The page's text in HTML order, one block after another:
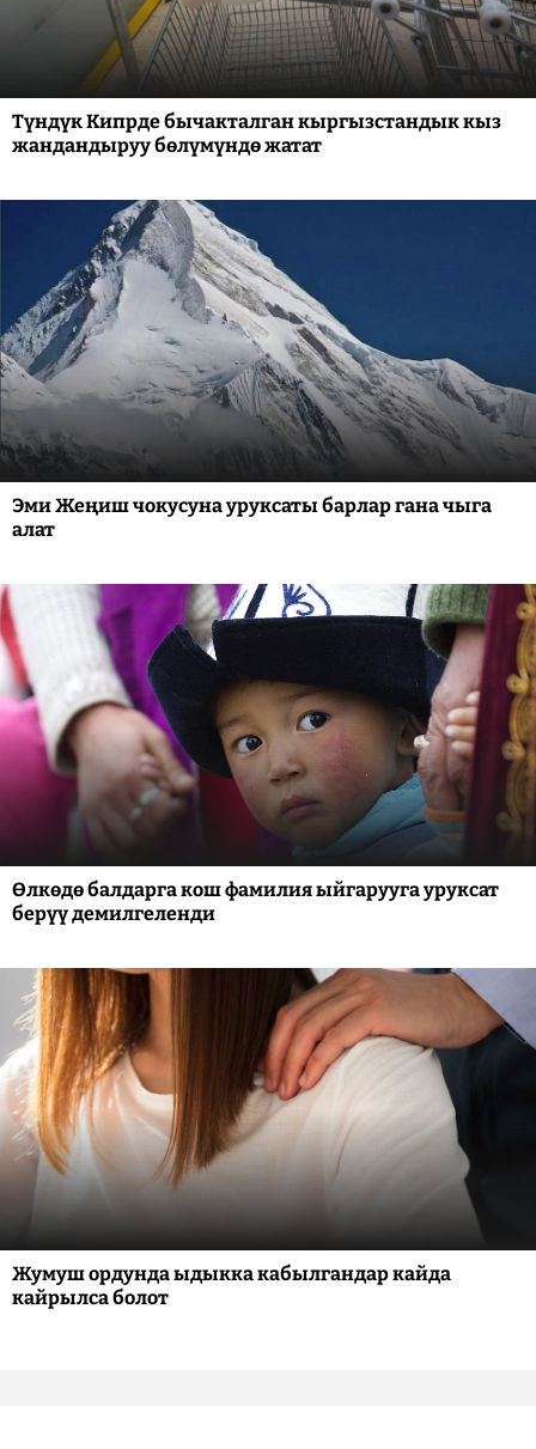
Түндүк Кипрде бычакталган кыргызстандык кыз
жандандыруу бөлүмүндө жатат
Эми Жеңиш чокусуна уруксаты барлар гана чыга
алат
Өлкөдө балдарга кош фамилия ыйгарууга уруксат
берүү демилгеленди
Жумуш ордунда ыдыкка кабылгандар кайда
кайрылса болот